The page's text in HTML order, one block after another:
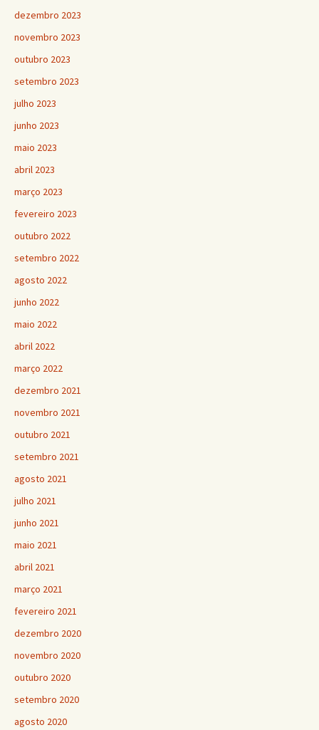
dezembro 2023
novembro 2023
outubro 2023
setembro 2023
julho 2023
junho 2023
maio 2023
abril 2023
março 2023
fevereiro 2023
outubro 2022
setembro 2022
agosto 2022
junho 2022
maio 2022
abril 2022
março 2022
dezembro 2021
novembro 2021
outubro 2021
setembro 2021
agosto 2021
julho 2021
junho 2021
maio 2021
abril 2021
março 2021
fevereiro 2021
dezembro 2020
novembro 2020
outubro 2020
setembro 2020
agosto 2020